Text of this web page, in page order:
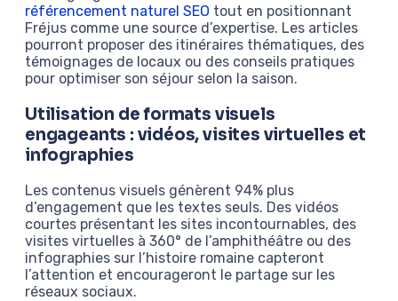
référencement naturel SEO tout en positionnant
Fréjus comme une source d’expertise. Les articles
pourront proposer des itinéraires thématiques, des
témoignages de locaux ou des conseils pratiques
pour optimiser son séjour selon la saison.
Utilisation de formats visuels
engageants : vidéos, visites virtuelles et
infographies
Les contenus visuels génèrent 94% plus
d’engagement que les textes seuls. Des vidéos
courtes présentant les sites incontournables, des
visites virtuelles à 360° de l’amphithéâtre ou des
infographies sur l’histoire romaine capteront
l’attention et encourageront le partage sur les
réseaux sociaux.